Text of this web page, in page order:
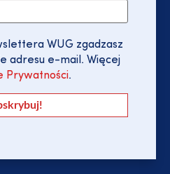
WUG zgadzasz
adresu e-mail. Więcej
Prywatności.